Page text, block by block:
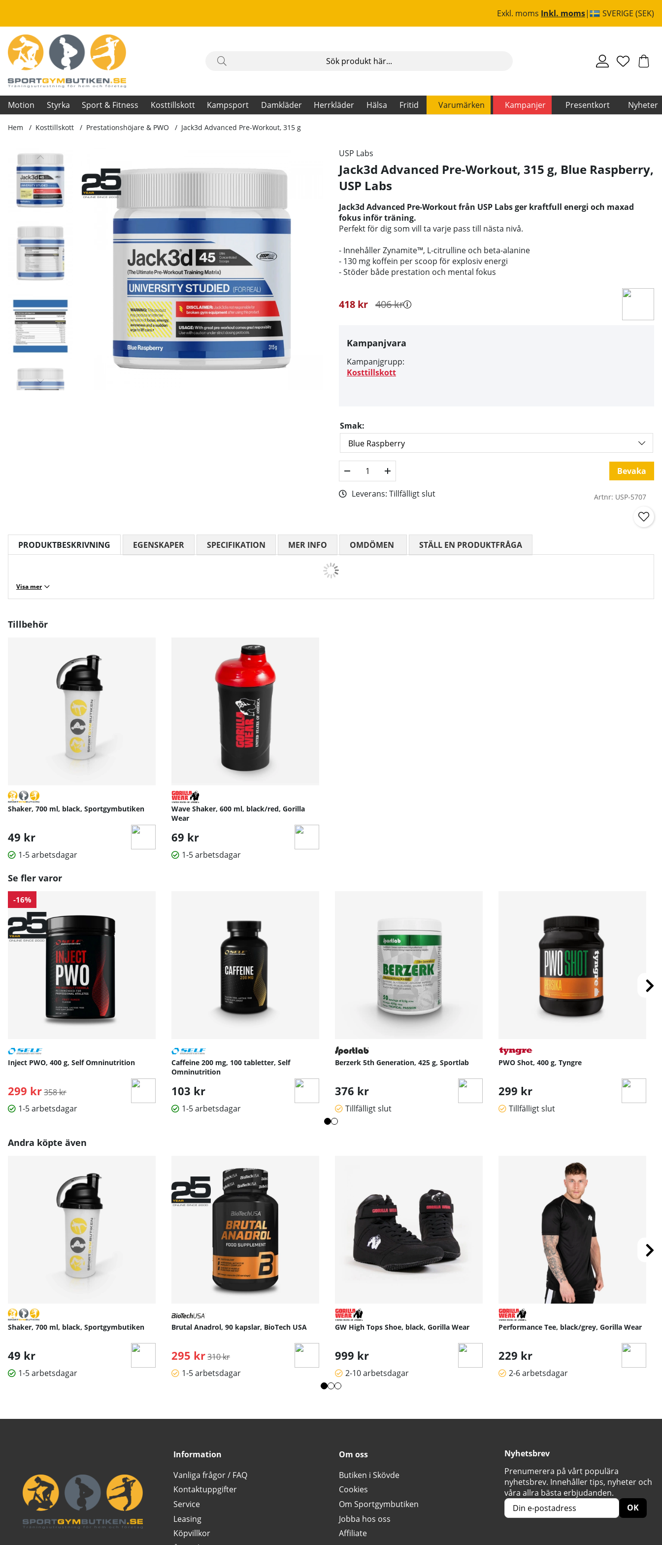
Exkl. moms Inkl. moms SVERIGE (SEK)
Motion Styrka Sport & Fitness Kosttillskott Kampsport Damkläder Herrkläder Hälsa Fritid Varumärken Kampanjer Presentkort Nyheter
Hem Kosttillskott Prestationshöjare & PWO Jack3d Advanced Pre-Workout, 315 g
Produktbilder Jack3d Advanced Pre-Workout, 315 g USP Labs
Jack3d Advanced Pre-Workout, 315 g, Blue Raspberry,
USP Labs
Jack3d Advanced Pre-Workout från USP Labs ger kraftfull energi och maxad
fokus inför träning.
Perfekt för dig som vill ta varje pass till nästa nivå.
- Innehåller Zynamite™, L-citrulline och beta-alanine
- 130 mg koffein per scoop för explosiv energi
- Stöder både prestation och mental fokus
406kr
418 kr
Kampanjvara
Kampanjgrupp:
Kosttillskott
Smak:
Bevaka
Leverans: Tillfälligt slut Artnr: USP-5707
PRODUKTBESKRIVNING
Visa mer
EGENSKAPER SPECIFIKATION MER INFO OMDÖMEN MEDELBETYG 0 AV 5 ANTAL BETYG 0
STÄLL EN PRODUKTFRÅGA
Tillbehör
Shaker, 700 ml, black, Sportgymbutiken
49 kr
1-5 arbetsdagar
Wave Shaker, 600 ml, black/red, Gorilla
Wear
69 kr
1-5 arbetsdagar
Se fler varor
-16%
Inject PWO, 400 g, Self Omninutrition
299 kr Ordinarie pris:
358 kr
1-5 arbetsdagar
Caffeine 200 mg, 100 tabletter, Self
Omninutrition
103 kr
1-5 arbetsdagar
Berzerk 5th Generation, 425 g, Sportlab
376 kr
Tillfälligt slut
PWO Shot, 400 g, Tyngre
299 kr
Tillfälligt slut
Andra köpte även
Shaker, 700 ml, black, Sportgymbutiken
49 kr
1-5 arbetsdagar
Brutal Anadrol, 90 kapslar, BioTech USA
295 kr Ordinarie pris:
310 kr
1-5 arbetsdagar
GW High Tops Shoe, black, Gorilla Wear
999 kr
2-10 arbetsdagar
Performance Tee, black/grey, Gorilla Wear
229 kr
2-6 arbetsdagar
Information
Vanliga frågor / FAQ
Kontaktuppgifter
Service
Leasing
Köpvillkor
Om oss
Butiken i Skövde
Cookies
Om Sportgymbutiken
Jobba hos oss
Affiliate
Nyhetsbrev
Prenumerera på vårt populära
nyhetsbrev. Innehåller tips, nyheter och
våra allra bästa erbjudanden.
OK